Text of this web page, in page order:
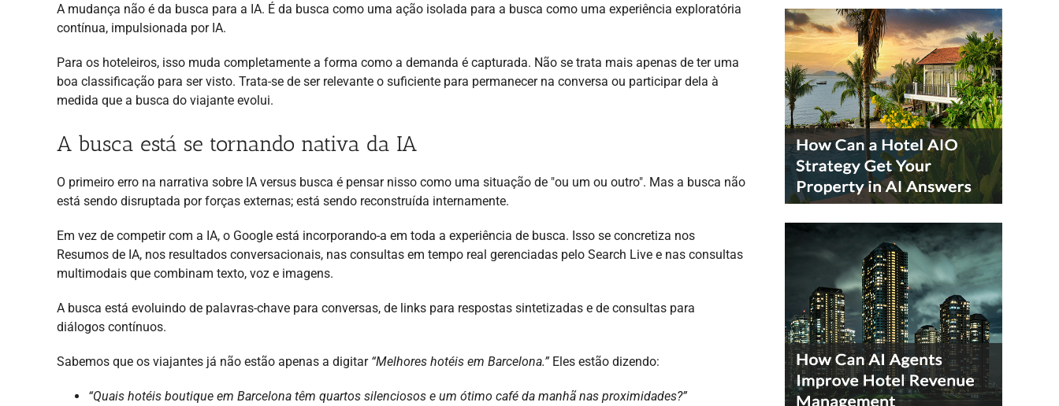
A mudança não é da busca para a IA. É da busca como uma ação isolada para a busca como uma experiência exploratória
contínua, impulsionada por IA.
Para os hoteleiros, isso muda completamente a forma como a demanda é capturada. Não se trata mais apenas de ter uma
boa classificação para ser visto. Trata-se de ser relevante o suficiente para permanecer na conversa ou participar dela à
medida que a busca do viajante evolui.
A busca está se tornando nativa da IA
O primeiro erro na narrativa sobre IA versus busca é pensar nisso como uma situação de "ou um ou outro". Mas a busca não
está sendo disruptada por forças externas; está sendo reconstruída internamente.
Em vez de competir com a IA, o Google está incorporando-a em toda a experiência de busca. Isso se concretiza nos
Resumos de IA, nos resultados conversacionais, nas consultas em tempo real gerenciadas pelo Search Live e nas consultas
multimodais que combinam texto, voz e imagens.
A busca está evoluindo de palavras-chave para conversas, de links para respostas sintetizadas e de consultas para
diálogos contínuos.
Sabemos que os viajantes já não estão apenas a digitar “Melhores hotéis em Barcelona.”Eles estão dizendo:
“Quais hotéis boutique em Barcelona têm quartos silenciosos e um ótimo café da manhã nas proximidades?”